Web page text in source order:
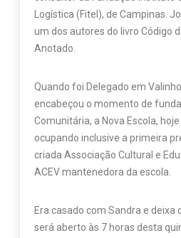
Logística (Fitel), de Campinas.
um dos autores do livro Código
Anotado.
Quando foi Delegado em
encabeçou o momento de
Comunitária, a Nova Escola,
ocupando inclusive a primeira
criada Associação Cultural e
ACEV mantenedora da escola.
Era casado com Sandra e deixa
será aberto às 7 horas desta